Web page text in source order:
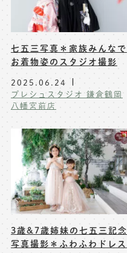
七五三写真＊家族みんなで
お着物姿のスタジオ撮影
2025.06.24
プレシュスタジオ 鎌倉鶴岡
八幡宮前店
3歳&7歳姉妹の七五三記念
写真撮影＊ふわふわドレス